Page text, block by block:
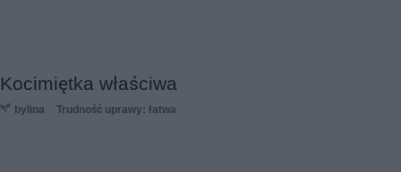
Kocimiętka właściwa
bylina Trudność uprawy: łatwa